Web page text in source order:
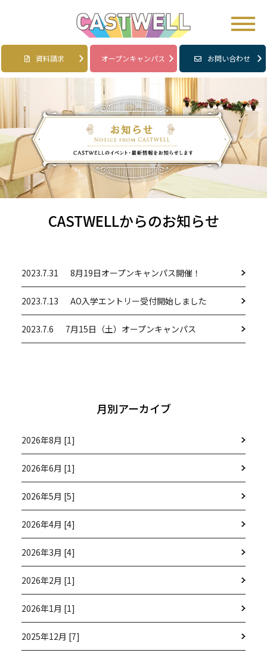
資料請求 オープンキャンパス お問い合わせ
CASTWELLからのお知らせ
2023.7.31 8月19日オープンキャンパス開催！
2023.7.13 AO入学エントリー受付開始しました
2023.7.6 7月15日（土）オープンキャンパス
月別アーカイブ
2026年8月 [1]
2026年6月 [1]
2026年5月 [5]
2026年4月 [4]
2026年3月 [4]
2026年2月 [1]
2026年1月 [1]
2025年12月 [7]